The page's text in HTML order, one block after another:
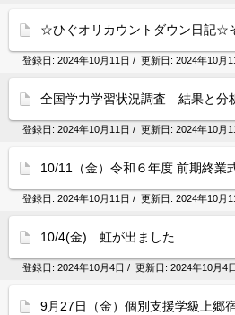
☆ひぐオリカウントダウン日記☆
登録日: 2024年10月11日 / 更新日: 2024年10月
全国学力学習状況調査 結果と分
登録日: 2024年10月11日 / 更新日: 2024年10月
10/11（金）令和６年度 前期終業
登録日: 2024年10月11日 / 更新日: 2024年10月
10/4(金) 虹が出ました
登録日: 2024年10月4日 / 更新日: 2024年10月4日
9月27日（金）個別支援学級上郷